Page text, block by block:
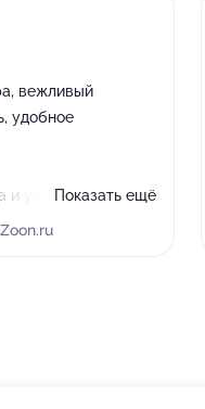
вежливый
удобное
и укладку, мастер
Показать ещё